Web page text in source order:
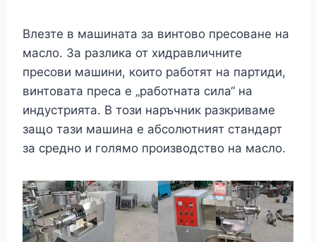
Влезте в машината за винтово пресоване на
масло. За разлика от хидравличните
пресови машини, които работят на партиди,
винтовата преса е „работната сила“ на
индустрията. В този наръчник разкриваме
защо тази машина е абсолютният стандарт
за средно и голямо производство на масло.